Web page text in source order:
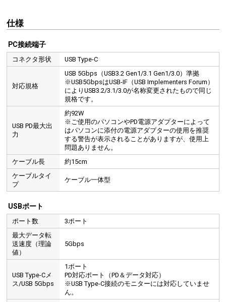
仕様
PC接続端子
コネクタ形状 USB Type-C
対応規格
USB 5Gbps（USB3.2 Gen1/3.1 Gen1/3.0）準拠
※USB5GbpsはUSB-IF（USB Implementers Forum）
によりUSB3.2/3.1/3.0が名称変更されたもので同じ
規格です。
USB PD最大出
力
約92W
※ご使用のパソコンやPD電源アダプターによって
はパソコンに添付の電源アダプターの使用を推奨
する警告が表示されることがありますが、使用上
問題ありません。
ケーブル長
約15cm
ケーブルタイ
プ
ケーブル一体型
USBポート
ポート数
3ポート
最大データ転
送速度（理論
値）
5Gbps
USB Type-Cメ
ス/USB 5Gbps
1ポート
PD対応ポート（PD＆データ対応）
※USB Type-C接続のモニターには対応していませ
ん。